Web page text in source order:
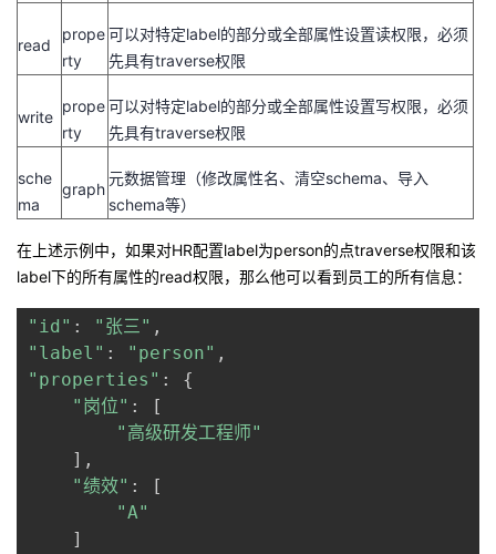
read
prope
rty
可以对特定label的部分或全部属性设置读权限，必须
先具有traverse权限
write
prope
rty
可以对特定label的部分或全部属性设置写权限，必须
先具有traverse权限
sche
ma
graph
元数据管理（修改属性名、清空schema、导入
schema等）
在 上述示例中， 如果对HR配置label为person的点traverse权限和该
label下的所有属性的read权限， 那么他可以看到员工的所有信息：
"id" : "张三" ,
"label" : "person" ,
"properties" :
{
"岗位" :
[
"高级研发工程师"
] ,
"绩效" :
[
"A"
]